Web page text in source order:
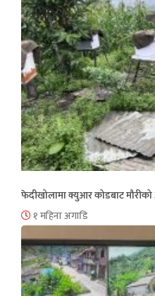
फेदीखोलामा क्युआर कोडबाट
१ महिना अगाडि